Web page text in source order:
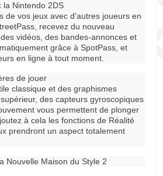
la Nintendo 2DS
de vos jeux avec d'autres joueurs en
recevez du nouveau
vidéos, des bandes-annonces et
grâce à SpotPass, et
en ligne à tout moment.
de jouer
classique et des graphismes
des capteurs gyroscopiques
vous permettent de plonger
à cela les fonctions de Réalité
prendront un aspect totalement
Nouvelle Maison du Style 2